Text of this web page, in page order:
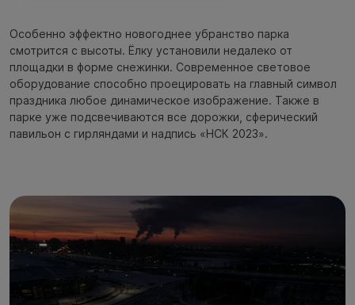
Особенно эффектно новогоднее убранство парка
смотрится с высоты. Ёлку установили недалеко от
площадки в форме снежинки. Современное световое
оборудование способно проецировать на главный символ
праздника любое динамическое изображение. Также в
парке уже подсвечиваются все дорожки, сферический
павильон с гирляндами и надпись «НСК 2023».